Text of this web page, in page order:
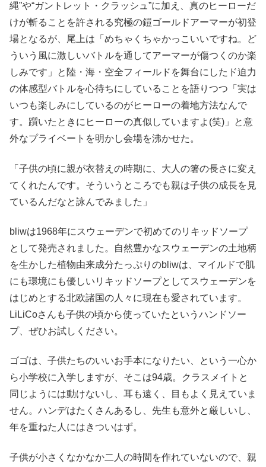
縄”や“ガントレット・クラッシュ”に加え、真のヒーローだ
けが斬ることを許される究極の鎧ゴールドアーマーが初登
場となるが、尾上は「めちゃくちゃかっこいいですね。ど
ういう風に激しいバトルを通してアーマーが傷つくのか楽
しみです」と陸・海・空全フィールドを舞台にしたド迫力
の体感型バトルを心待ちにしていることを語りつつ「実は
いつも楽しみにしているのがヒーローの着地方法なんで
す。躓いたときにヒーローの真似していますよ(笑)」と意
外なプライベートを明かし会場を沸かせた。
「子供の頃に親が衣替えの時期に、大人の箸の長さに変え
てくれたんです。そういうところでも親は子供の成長を見
ているんだなと詠んでみました」
bliwは1968年にスウェーデンで初めてのリキッドソープ
として発売されました。自然豊かなスウェーデンの土地柄
を生かした植物由来成分たっぷりのbliwは、マイルドで肌
にも環境にも優しいリキッドソープとしてスウェーデンを
はじめとする北欧諸国の人々に現在も愛されています。
LiLiCoさんも子供の頃から使っていたというハンドソー
プ、ぜひお試しください。
ゴゴは、子供たちのいいお手本になりたい、という一心か
ら小学校に入学しますが、そこは94歳。クラスメイトと
同じようには動けないし、耳も遠く、目もよく見えていま
せん。ハンデはたくさんあるし、先生も意外と厳しいし、
年を重ねた人にはきついはず。
子供が小さくなかなか二人の時間を作れていないので、親